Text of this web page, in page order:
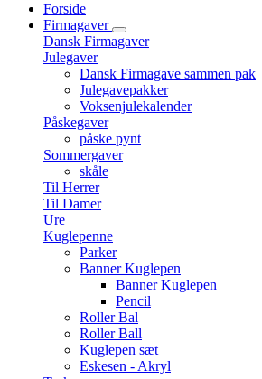
Forside
Firmagaver
Dansk Firmagaver
Julegaver
Dansk Firmagave sammen pak
Julegavepakker
Voksenjulekalender
Påskegaver
påske pynt
Sommergaver
skåle
Til Herrer
Til Damer
Ure
Kuglepenne
Parker
Banner Kuglepen
Banner Kuglepen
Pencil
Roller Bal
Roller Ball
Kuglepen sæt
Eskesen - Akryl